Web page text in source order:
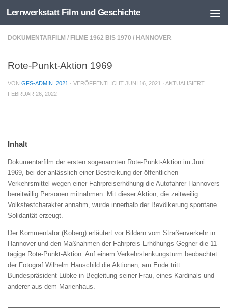
Zum Inhalt springen
Lernwerkstatt Film und Geschichte
DOKUMENTARFILM / FILME 1962 BIS 1970 / HANNOVER
Rote-Punkt-Aktion 1969
VON GFS-ADMIN_2021 · VERÖFFENTLICHT JUNI 16, 2021 · AKTUALISIERT
FEBRUAR 26, 2022
Inhalt
Dokumentarfilm der ersten sogenannten Rote-Punkt-Aktion im Juni
1969, bei der anlässlich einer Bestreikung der öffentlichen
Verkehrsmittel wegen einer Fahrpreiserhöhung die Autofahrer Hannovers
bereitwillig Personen mitnahmen. Mit dieser Aktion, die zeitweilig
Volksfestcharakter annahm, wurde innerhalb der Bevölkerung spontane
Solidarität erzeugt.
Der Kommentator (Koberg) erläutert vor Bildern vom Straßenverkehr in
Hannover und den Maßnahmen der Fahrpreis-Erhöhungs-Gegner die 11-
tägige Rote-Punkt-Aktion. Auf einem Verkehrslenkungsturm beobachtet
der Fotograf Wilhelm Hauschild die Aktionen; am Ende tritt
Bundespräsident Lübke in Begleitung seiner Frau, eines Kardinals und
anderer aus dem Marienhaus.